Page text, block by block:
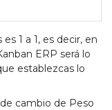
1 a 1, es decir, en
ERP será lo
establezcas lo
cambio de Peso